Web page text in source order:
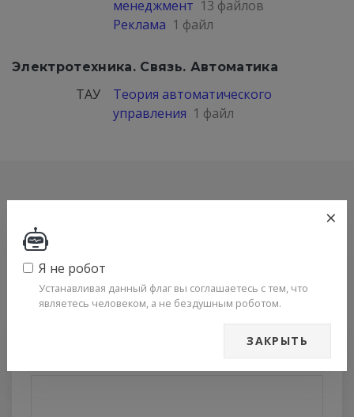
менеджмент 13 файлов
Реклама 1 файл
Электротехника. Связь. Автоматика
ТАУ
Теория автоматического
управления 1 файл
Не стесняйтесь поделиться с нами вашим ценным
ТЕКСТ ВАШЕГО КОММЕНТАРИЯ*
×
Я не робот
Устанавливая данный флаг вы соглашаетесь с тем, что
являетесь человеком, а не бездушным роботом.
ЗАКРЫТЬ